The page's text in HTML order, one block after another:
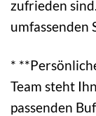
zufrieden
umfassenden
*
Team steht
passenden